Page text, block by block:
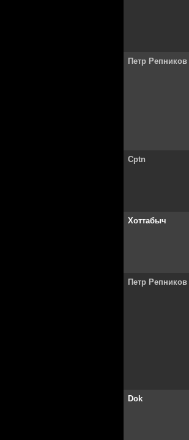
Петр Репников
Cptn
Хоттабыч
Петр Репников
Dok